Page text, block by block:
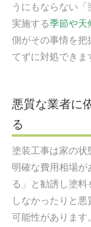
うにもならない
実施する季節や天
側がその事情を把
てずに対処できま
悪質な業者に
る
塗装工事は家の状
明確な費用相場
る」と勧誘し塗
しなかったりと
可能性があります。